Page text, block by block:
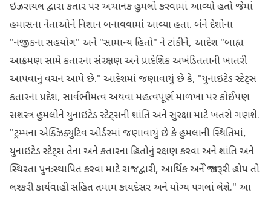
ઇઝરાયલ દ્વારા કતાર પર અચાનક હુમલો કરવામાં આવ્યો હતો જેમાં
હમાસના નેતાઓને નિશાન બનાવવામાં આવ્યા હતા. બંને દેશોના
"નજીકના સહયોગ" અને "સામાન્ય હિતો" ને ટાંકીને, આદેશ "બાહ્ય
આક્રમણ સામે કતારના સંરક્ષણ અને પ્રાદેશિક અખંડિતતાની ખાતરી
આપવાનું વચન આપે છે." આદેશમાં જણાવાયું છે કે, "યુનાઇટેડ સ્ટેટ્સ
કતારના પ્રદેશ, સાર્વભૌમત્વ અથવા મહત્વપૂર્ણ માળખા પર કોઈપણ
સશસ્ત્ર હુમલોને યુનાઇટેડ સ્ટેટ્સની શાંતિ અને સુરક્ષા માટે ખતરો ગણશે.
"ટ્રમ્પના એક્ઝિક્યુટિવ ઓર્ડરમાં જણાવાયું છે કે હુમલાની સ્થિતિમાં,
યુનાઇટેડ સ્ટેટ્સ તેના અને કતારના હિતોનું રક્ષણ કરવા અને શાંતિ અને
સ્થિરતા પુનઃસ્થાપિત કરવા માટે રાજદ્વારી, આર્થિક અને જો જરૂરી હોય તો
લશ્કરી કાર્યવાહી સહિત તમામ કાયદેસર અને યોગ્ય પગલાં લેશે." આ